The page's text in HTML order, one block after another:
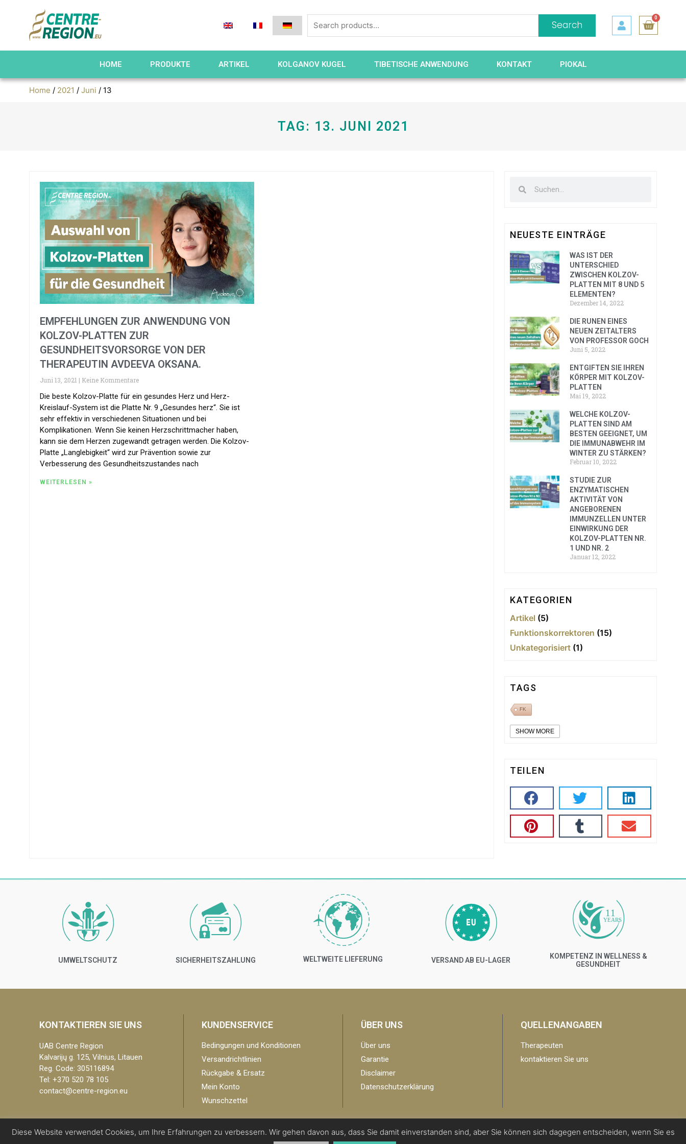
Search
0
HOME PRODUKTE ARTIKEL KOLGANOV KUGEL TIBETISCHE ANWENDUNG KONTAKT PIOKAL
Home / 2021 / Juni / 13
TAG: 13. JUNI 2021
EMPFEHLUNGEN ZUR ANWENDUNG VON
KOLZOV-PLATTEN ZUR
GESUNDHEITSVORSORGE VON DER
THERAPEUTIN AVDEEVA OKSANA.
Juni 13, 2021 Keine Kommentare
Die beste Kolzov-Platte für ein gesundes Herz und Herz-
Kreislauf-System ist die Platte Nr. 9 „Gesundes herz“. Sie ist
sehr effektiv in verschiedenen Situationen und bei
Komplikationen. Wenn Sie keinen Herzschrittmacher haben,
kann sie dem Herzen zugewandt getragen werden. Die Kolzov-
Platte „Langlebigkeit“ wird zur Prävention sowie zur
Verbesserung des Gesundheitszustandes nach
WEITERLESEN »
NEUESTE EINTRÄGE
WAS IST DER
UNTERSCHIED
ZWISCHEN KOLZOV-
PLATTEN MIT 8 UND 5
ELEMENTEN?
Dezember 14, 2022
DIE RUNEN EINES
NEUEN ZEITALTERS
VON PROFESSOR GOCH
Juni 5, 2022
ENTGIFTEN SIE IHREN
KÖRPER MIT KOLZOV-
PLATTEN
Mai 19, 2022
WELCHE KOLZOV-
PLATTEN SIND AM
BESTEN GEEIGNET, UM
DIE IMMUNABWEHR IM
WINTER ZU STÄRKEN?
Februar 10, 2022
STUDIE ZUR
ENZYMATISCHEN
AKTIVITÄT VON
ANGEBORENEN
IMMUNZELLEN UNTER
EINWIRKUNG DER
KOLZOV-PLATTEN NR.
1 UND NR. 2
Januar 12, 2022
KATEGORIEN
Artikel (5)
Funktionskorrektoren (15)
Unkategorisiert (1)
TAGS
FK
SHOW MORE
TEILEN
UMWELTSCHUTZ SICHERHEITSZAHLUNG WELTWEITE LIEFERUNG VERSAND AB EU-LAGER
11
YEARS
KOMPETENZ IN WELLNESS &
GESUNDHEIT
KONTAKTIEREN SIE UNS
UAB Centre Region
Kalvarijų g. 125, Vilnius, Litauen
Reg. Code: 305116894
Tel: +370 520 78 105
contact@centre-region.eu
KUNDENSERVICE
Bedingungen und Konditionen
Versandrichtlinien
Rückgabe & Ersatz
Mein Konto
Wunschzettel
ÜBER UNS
Über uns
Garantie
Disclaimer
Datenschutzerklärung
QUELLENANGABEN
Therapeuten
kontaktieren Sie uns
Copyright 2019 | All Rights Reserved -Centre Region EU
Diese Website verwendet Cookies, um Ihre Erfahrungen zu verbessern. Wir gehen davon aus, dass Sie damit einverstanden sind, aber Sie können sich dagegen entscheiden, wenn Sie es